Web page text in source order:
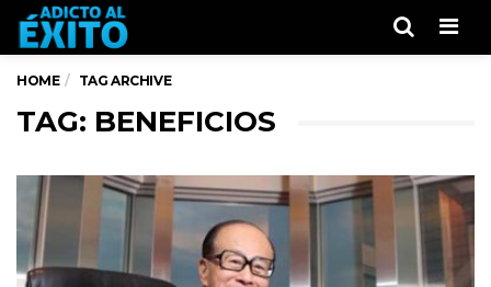
HOME TAG ARCHIVE
TAG: BENEFICIOS